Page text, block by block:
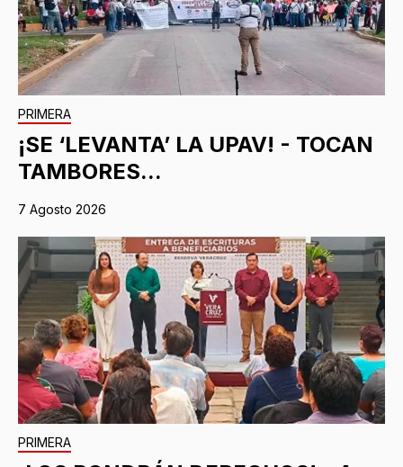
PRIMERA
¡SE ‘LEVANTA’ LA UPAV! - TOCAN
TAMBORES...
7 Agosto 2026
PRIMERA